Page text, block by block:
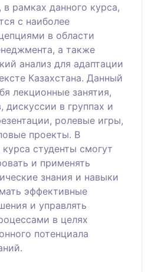
рамках данного курса,
с наиболее
в области
а также
анализ для адаптации
Казахстана. Данный
лекционные занятия,
дискуссии в группах и
ролевые игры,
проекты. В
курса студенты смогут
и применять
знания и навыки
эффективные
и управлять
в целях
потенциала